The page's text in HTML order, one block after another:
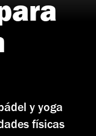
y yoga
físicas